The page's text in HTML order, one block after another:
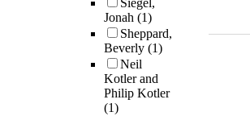
Siegel,
Jonah (1)
Sheppard,
Beverly (1)
Neil
Kotler and
Philip Kotler
(1)